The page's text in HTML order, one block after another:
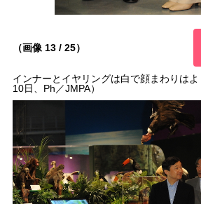
（画像 13 / 25）
インナーとイヤリングは白で顔まわりは
10日、Ph／JMPA）